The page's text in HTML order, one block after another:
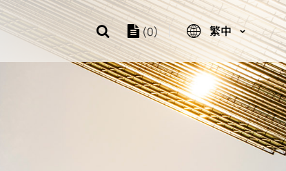
大訊歷程
(0) 繁中